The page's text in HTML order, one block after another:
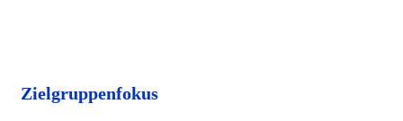
Zielgruppenfokus